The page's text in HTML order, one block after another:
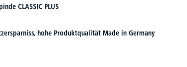
CLASSIC PLUS
hohe Produktqualität Made in Germany